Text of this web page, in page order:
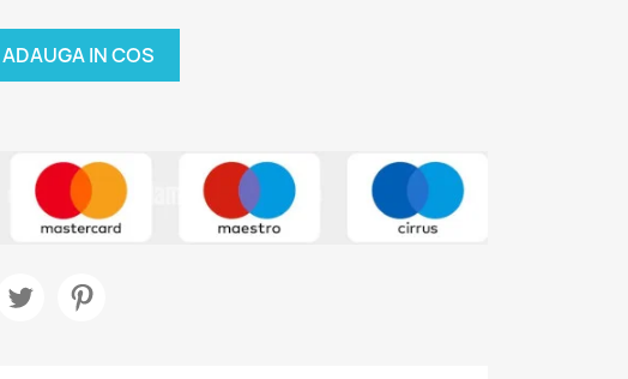
ADAUGA IN COS